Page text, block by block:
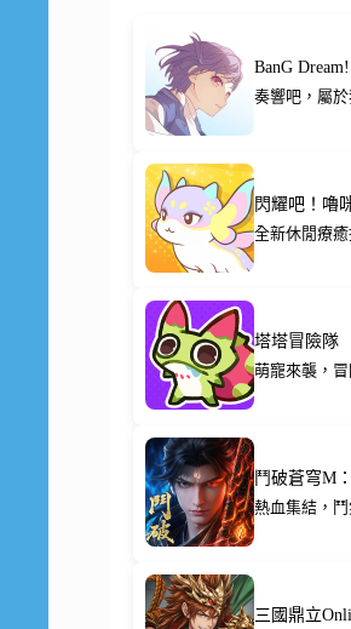
BanG
奏響吧，屬
閃耀吧！嚕
全新休閒療
塔塔冒險隊
萌寵來襲，
鬥破蒼穹M
熱血集結，
三國鼎立